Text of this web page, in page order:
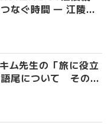
つなぐ時間 ― 江陵端
ム先生の「旅に役立
尾について その